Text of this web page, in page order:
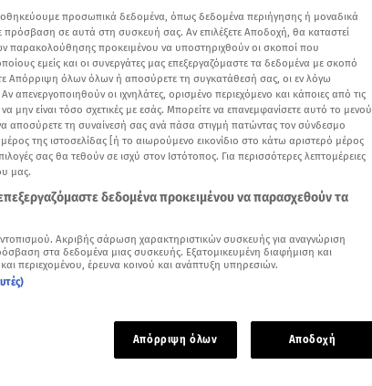
άρθρα μας στα αποτελέσματα αναζήτησης
προσωπικά δεδομένα, όπως δεδομένα περιήγησης ή μοναδικά
πρόσβαση σε αυτά στη συσκευή σας. Αν επιλέξετε Αποδοχή, θα καταστεί
παρακολούθησης προκειμένου να υποστηριχθούν οι σκοποί που
εμείς και οι συνεργάτες μας επεξεργαζόμαστε τα δεδομένα με σκοπό
Απόρριψη όλων όλων ή αποσύρετε τη συγκατάθεσή σας, οι εν λόγω
απενεργοποιηθούν οι ιχνηλάτες, ορισμένο περιεχόμενο και κάποιες από τις
μην είναι τόσο σχετικές με εσάς. Μπορείτε να επανεμφανίσετε αυτό το μενού
να αποσύρετε τη συναίνεσή σας ανά πάσα στιγμή πατώντας τον σύνδεσμο
της ιστοσελίδας [ή το αιωρούμενο εικονίδιο στο κάτω αριστερό μέρος
σας θα τεθούν σε ισχύ στον Ιστότοπος. Για περισσότερες λεπτομέρειες
μας.
δεδομένα προκειμένου να παρασχεθούν τα
Ακριβής σάρωση χαρακτηριστικών συσκευής για αναγνώριση
στα δεδομένα μιας συσκευής. Εξατομικευμένη διαφήμιση και
περιεχομένου, έρευνα κοινού και ανάπτυξη υπηρεσιών.
Απόρριψη όλων Αποδοχή